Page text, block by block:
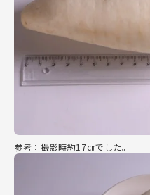
参考：撮影時約17㎝でした。